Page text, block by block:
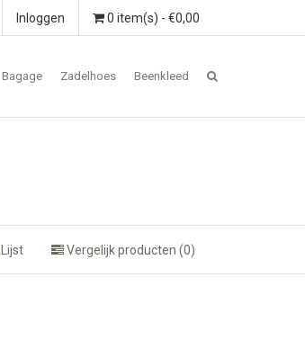
0 item(s) - €0,00
Inloggen
Bagage Zadelhoes Beenkleed
Lijst Vergelijk producten (0)